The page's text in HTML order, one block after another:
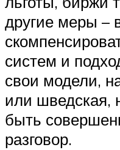
другие меры –
систем и
свои модели,
или шведская,
быть
разговор.